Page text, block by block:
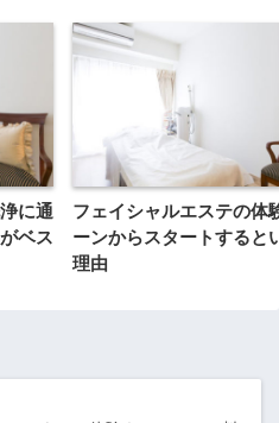
に通
ベス
フェイシャルエステの体
ーンからスタートすると
理由